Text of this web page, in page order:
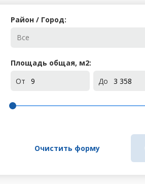
Район / Город:
Площадь общая, м2:
От
До
Очистить форму